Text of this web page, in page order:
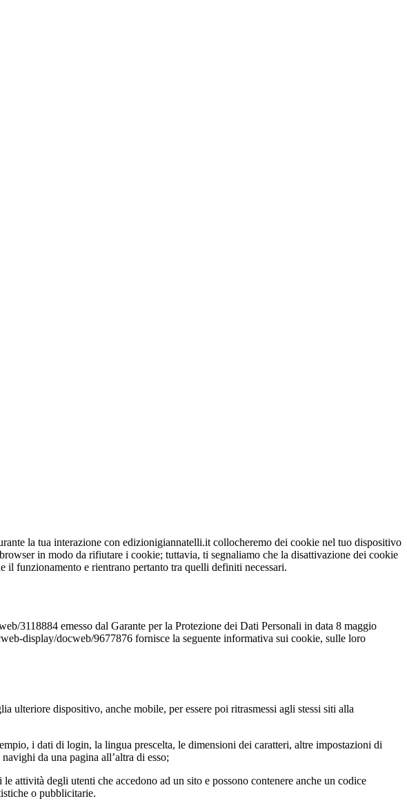
la tua interazione con edizionigiannatelli.it collocheremo dei cookie nel tuo dispositivo
in modo da rifiutare i cookie; tuttavia, ti segnaliamo che la disattivazione dei cookie
funzionamento e rientrano pertanto tra quelli definiti necessari.
3118884 emesso dal Garante per la Protezione dei Dati Personali in data 8 maggio
display/docweb/9677876 fornisce la seguente informativa sui cookie, sulle loro
ulteriore dispositivo, anche mobile, per essere poi ritrasmessi agli stessi siti alla
i dati di login, la lingua prescelta, le dimensioni dei caratteri, altre impostazioni di
da una pagina all’altra di esso;
attività degli utenti che accedono ad un sito e possono contenere anche un codice
o pubblicitarie.